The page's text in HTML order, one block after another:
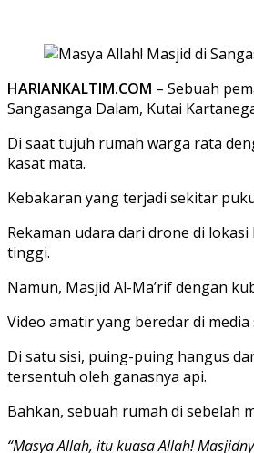
HARIANKALTIM.COM – Sebuah
Sangasanga Dalam, Kutai
Di saat tujuh rumah warga rata
kasat mata.
Kebakaran yang terjadi sekitar
Rekaman udara dari drone di
tinggi.
Namun, Masjid Al-Ma’rif dengan
Video amatir yang beredar di
Di satu sisi, puing-puing hangus
tersentuh oleh ganasnya api.
Bahkan, sebuah rumah di sebelah
“Masya Allah, itu kuasa Allah!